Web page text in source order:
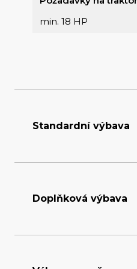
min. 18 HP
Standardní výbava
CAT
Doplňková výbava